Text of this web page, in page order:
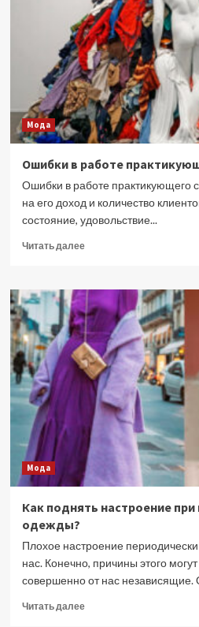
начался
с
Моцарта
Мода
Ошибки в работе
Ошибки в работе практикующего
на его доход и количество
состояние, удовольствие...
Читать далееПрочитать
Ошибки
в
работе
практикующего
стилиста
Мода
Как поднять настроение
одежды?
Плохое настроение периодически
нас. Конечно, причины этого
совершенно от нас независящие.
Читать далееПрочитать